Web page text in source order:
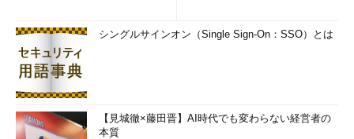
シングルサインオン（Single Sign-On：SSO）とは
【見城徹×藤田晋】AI時代でも変わらない経営者の
本質